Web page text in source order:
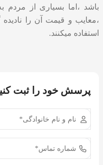
باشد ،اما بسیاری از مردم
،معایب و قیمت آن را
استفاده میکنند.
پرسش خود را ثبت